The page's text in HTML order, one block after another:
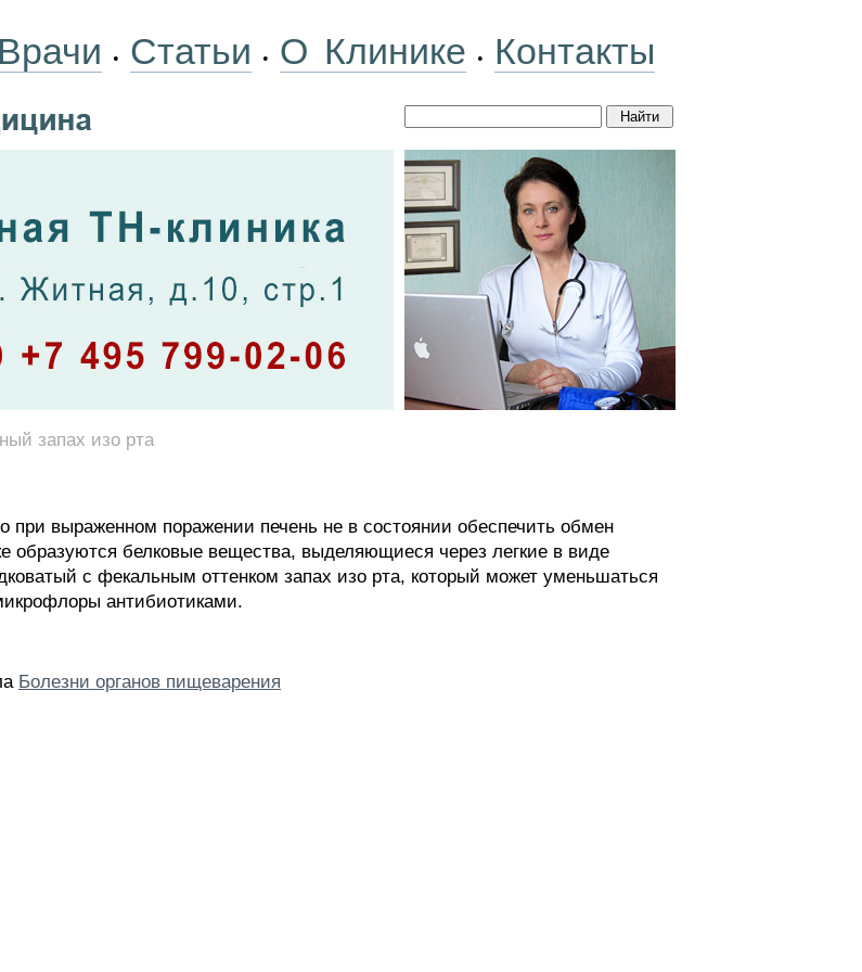
Врачи • Статьи • О Клинике • Контакты
запах изо рта
при выраженном поражении печень не в состоянии обеспечить обмен
образуются белковые вещества, выделяющиеся через легкие в виде
с фекальным оттенком запах изо рта, который может уменьшаться
антибиотиками.
Болезни органов пищеварения